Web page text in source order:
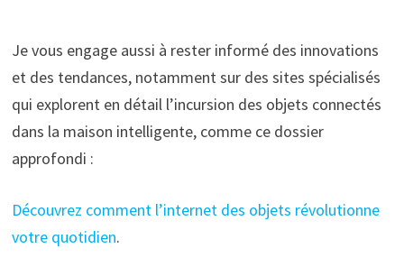
Je vous engage aussi à rester informé des innovations
et des tendances, notamment sur des sites spécialisés
qui explorent en détail l’incursion des objets connectés
dans la maison intelligente, comme ce dossier
approfondi :
Découvrez comment l’internet des objets révolutionne
votre quotidien.